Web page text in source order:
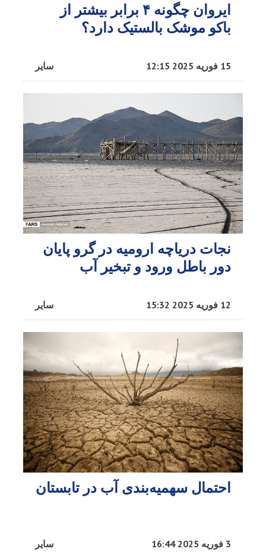
‎ایروان چگونه ۴ برابر بیشتر از
باکو موشک بالستیک دارد؟
سایر 15 فوریه 2025 12:15
نجات دریاچه ارومیه در گرو پایان
دور باطل ورود و تبخیر آب
سایر 12 فوریه 2025 15:32
احتمال سهمیه‌بندی آب در تابستان
سایر 3 فوریه 2025 16:44